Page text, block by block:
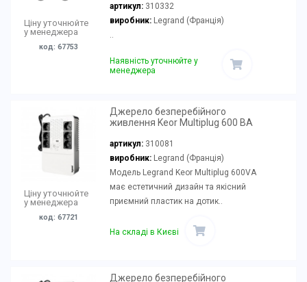
Ціну уточнюйте
у менеджера
код: 67753
артикул: 310332
виробник:Legrand (Франція)
..
Наявність уточнюйте у
менеджера
Ціну уточнюйте
у менеджера
код: 67721
Джерело безперебійного
живлення Keor Multiplug 600 ВА
артикул: 310081
виробник:Legrand (Франція)
Модель Legrand Keor Multiplug 600VA
має естетичний дизайн та якісний
приємний пластик на дотик..
На складі в Києві
Джерело безперебійного